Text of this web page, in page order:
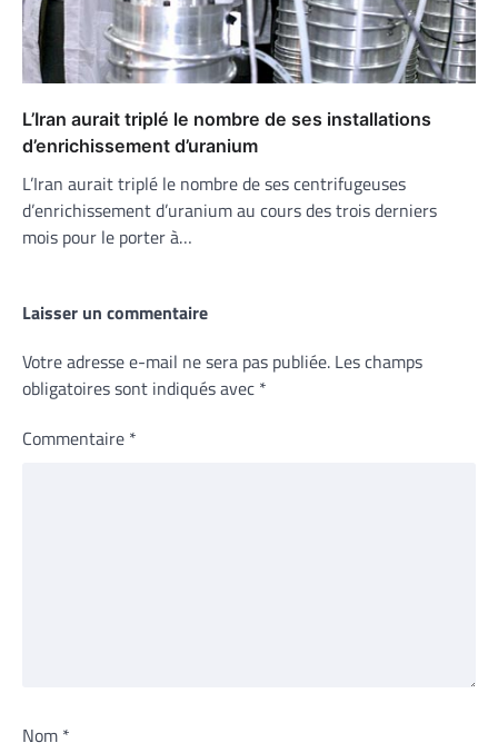
L’Iran aurait triplé le nombre de ses installations
d’enrichissement d’uranium
L’Iran aurait triplé le nombre de ses centrifugeuses
d’enrichissement d’uranium au cours des trois derniers
mois pour le porter à…
Laisser un commentaire
Votre adresse e-mail ne sera pas publiée. Les champs
obligatoires sont indiqués avec *
Commentaire *
Nom *